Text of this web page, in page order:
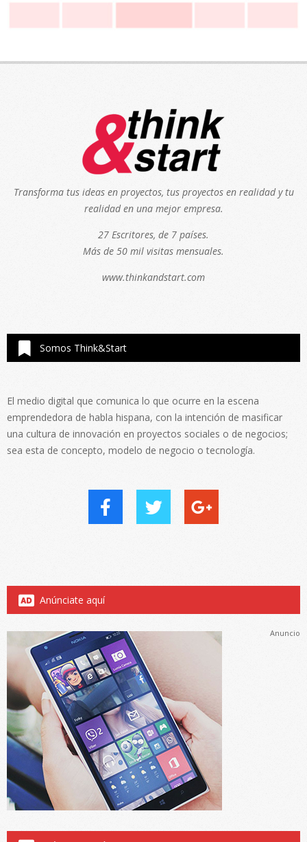
Transforma tus ideas en proyectos, tus proyectos en realidad y tu
realidad en una mejor empresa.
27 Escritores, de 7 países.
Más de 50 mil visitas mensuales.
www.thinkandstart.com
Somos Think&Start
El medio digital que comunica lo que ocurre en la escena
emprendedora de habla hispana, con la intención de masificar
una cultura de innovación en proyectos sociales o de negocios;
sea esta de concepto, modelo de negocio o tecnología.
Anúnciate aquí
Anuncio